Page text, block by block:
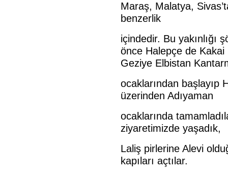
Maraş, Malatya,
benzerlik
içindedir. Bu yakınlığı
önce Halepçe de Kakai
Geziye Elbistan
ocaklarından başlayıp
üzerinden Adıyaman
ocaklarında
ziyaretimizde yaşadık,
Laliş pirlerine Alevi
kapıları açtılar.